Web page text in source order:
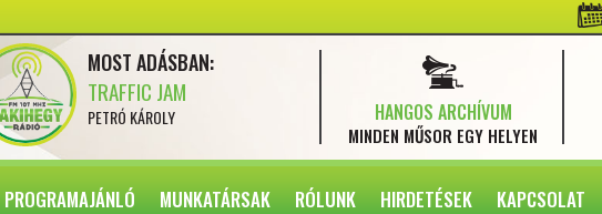
MOST ADÁSBAN:
TRAFFIC JAM
PETRÓ KÁROLY HANGOS ARCHÍVUM
MINDEN MŰSOR EGY HELYEN
PROGRAMAJÁNLÓ MUNKATÁRSAK RÓLUNK HIRDETÉSEK KAPCSOLAT